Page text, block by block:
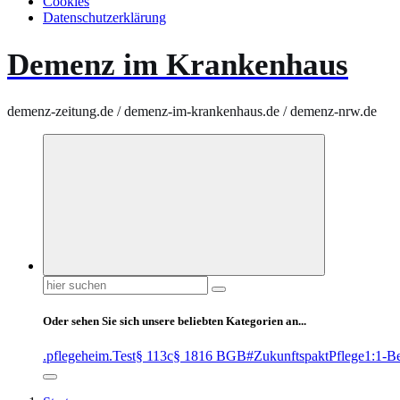
Datenschutzerklärung
Demenz im Krankenhaus
demenz-zeitung.de / demenz-im-krankenhaus.de / demenz-nrw.de
Suchen
nach:
Oder sehen Sie sich unsere beliebten Kategorien an...
.pflegeheim.Test§ 113c§ 1816 BGB#ZukunftspaktPflege1:1-